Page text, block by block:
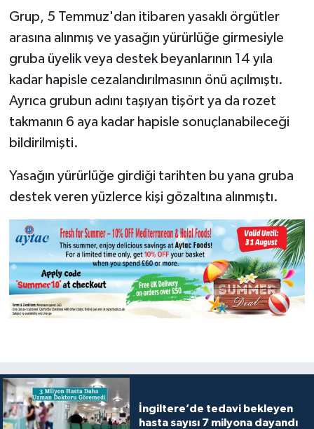
Grup, 5 Temmuz'dan itibaren yasaklı örgütler
arasına alınmış ve yasağın yürürlüğe girmesiyle
gruba üyelik veya destek beyanlarının 14 yıla
kadar hapisle cezalandırılmasının önü açılmıştı.
Ayrıca grubun adını taşıyan tişört ya da rozet
takmanın 6 aya kadar hapisle sonuçlanabileceği
bildirilmişti.
Yasağın yürürlüğe girdiği tarihten bu yana gruba
destek veren yüzlerce kişi gözaltına alınmıştı.
İngiltere’de tedavi bekleyen
hasta sayısı 7 milyona dayandı